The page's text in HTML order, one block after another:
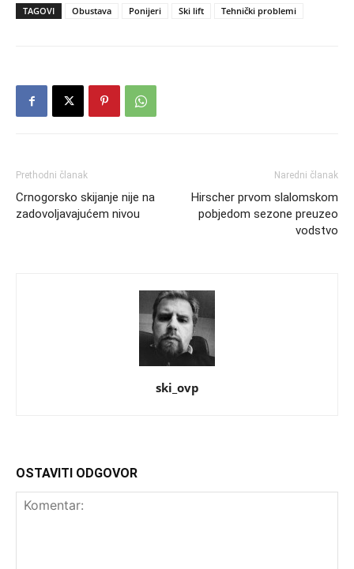
TAGOVI Obustava Ponijeri Ski lift Tehnički problemi
Prethodni članak
Crnogorsko skijanje nije na
zadovoljavajućem nivou
Naredni članak
Hirscher prvom slalomskom
pobjedom sezone preuzeo
vodstvo
ski_ovp
OSTAVITI ODGOVOR